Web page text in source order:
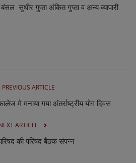
सुधीर गुप्ता अंकित गुप्ता व अन्य व्यापारी
PREVIOUS ARTICLE
मे मनाया गया अंतर्राष्ट्रीय योग दिवस
ARTICLE
की परिषद बैठक संपन्न